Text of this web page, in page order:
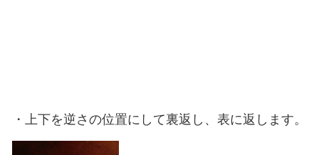
・上下を逆さの位置にして裏返し、表に返します。